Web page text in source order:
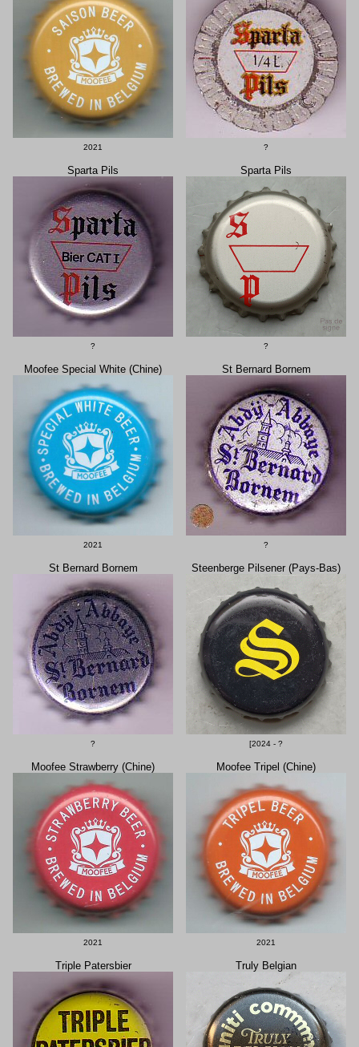
2021 ?
Sparta Pils
?
Sparta Pils
?
Moofee Special White (Chine)
2021
St Bernard Bornem
?
St Bernard Bornem
?
Steenberge Pilsener (Pays-Bas)
[2024 - ?
Moofee Strawberry (Chine)
2021
Moofee Tripel (Chine)
2021
Triple Patersbier Truly Belgian